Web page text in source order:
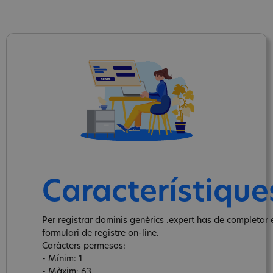
Per registrar dominis genèrics .expert has de completar
formulari de registre on-line.
Caràcters permesos:
- Mínim: 1